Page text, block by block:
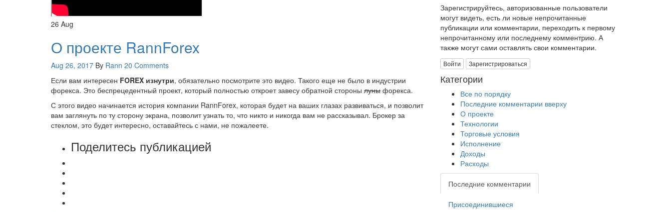
26 Aug
О проекте RannForex
Aug 26, 2017 By Rann 20 Comments
Если вам интересен FOREX изнутри, обязательно посмотрите это видео. Такого еще не было в индустрии
форекса. Это беспрецедентный проект, который полностью откроет завесу обратной стороны луны форекса.
С этого видео начинается история компании RannForex, которая будет на ваших глазах развиваться, и позволит
вам заглянуть по ту сторону экрана, позволит узнать то, что никто и никогда вам не рассказывал. Брокер за
стеклом, это будет интересно, оставайтесь с нами, не пожалеете.
Поделитесь публикацией
Зарегистрируйтесь, авторизованные пользователи
могут видеть, есть ли новые непрочитанные
публикации или комментарии, переходить к первому
непрочитанному или последнему комментрию. А
также могут сами оставлять свои комментарии.
Войти Зарегистрироваться
Категории
Все по порядку
Последние комментарии вверху
О проекте
Технологии
Торговые условия
Исполнение
Доходы
Расходы
Последние комментарии
Присоединившиеся